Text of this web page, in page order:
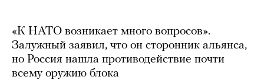
«К НАТО возникает много вопросов».
Залужный заявил, что он сторонник альянса,
но Россия нашла противодействие почти
всему оружию блока